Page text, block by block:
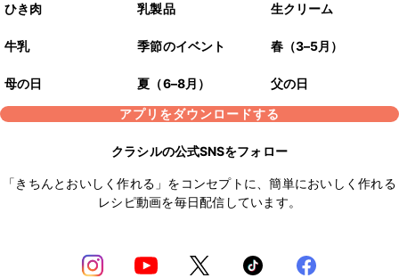
ひき肉 乳製品 生クリーム
牛乳 季節のイベント 春（3–5月）
母の日 夏（6–8月）
父の日
アプリをダウンロードする
クラシルの公式SNSをフォロー
「きちんとおいしく作れる」をコンセプトに、簡単においしく作れる
レシピ動画を毎日配信しています。